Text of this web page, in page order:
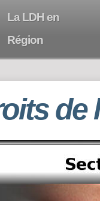
La LDH en
Région
de